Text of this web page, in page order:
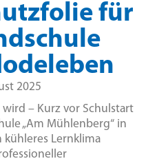
für
2025
– Kurz vor Schulstart
„Am Mühlenberg“ in
Lernklima